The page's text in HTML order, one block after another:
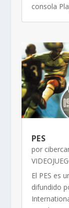
consola
PES
por
El PES es
difundido